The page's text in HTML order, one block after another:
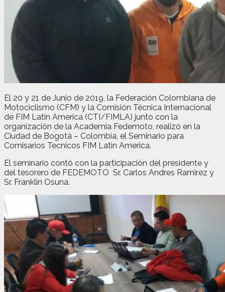
El 20 y 21 de Junio de 2019, la Federación Colombiana de
Motociclismo (CFM) y la Comisión Técnica Internacional
de FIM Latin America (CTI/FIMLA) junto con la
organización de la Academia Fedemoto, realizó en la
Ciudad de Bogotá – Colombia, el Seminario para
Comisarios Tecnicos FIM Latin America.
El seminario contó con la participación del presidente y
del tesorero de FEDEMOTO Sr. Carlos Andres Ramirez y
Sr. Franklin Osuna.